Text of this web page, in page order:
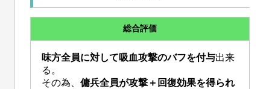
総合評価
味方全員に対して吸血攻撃のバフを付与出来
る。
その為、傭兵全員が攻撃＋回復効果を得られ